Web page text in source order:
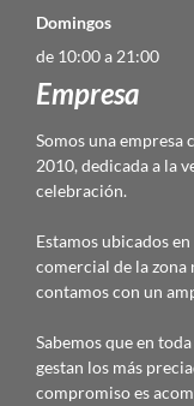
Domingos
de 10:00 a 21:00
Empresa
Somos una empresa
2010, dedicada a la
celebración.
Estamos ubicados
comercial de la
contamos con un
Sabemos que en
gestan los más
compromiso es